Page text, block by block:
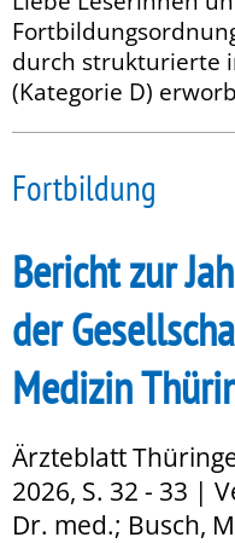
durch strukturierte
(Kategorie D)
Fortbildung
Bericht zur
der
Medizin
Ärzteblatt
2026, S. 32 - 33 |
Dr. med.; Busch,